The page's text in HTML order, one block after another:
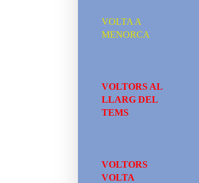
VOLTA A
MENORCA
VOLTORS AL
LLARG DEL
TEMS
VOLTORS
VOLTA